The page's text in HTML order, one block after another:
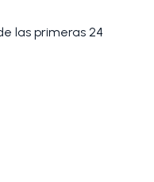
las primeras 24